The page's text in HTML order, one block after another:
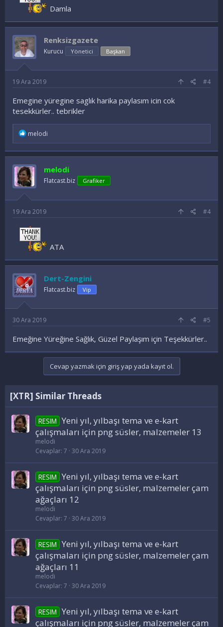
Damla
Renksizgazete
Kurucu Yönetici Başkan
19 Ara 2019 #4
Emegine yüregine saglık harika paylasım icin cok
tesekkürler.. tebrikler
İ
d
e
e
r
:
melodi
melodi
Flatcast.biz Grafiker
19 Ara 2019 #4
ATA
Dert-Zengini
Flatcast.biz Vip
30 Ara 2019 #5
Emeğine Yüreğine Sağlık, Güzel Paylaşım için Teşekkürler..
Cevap yazmak için giriş yap yada kayıt ol.
[XTR] Similar Threads
RESIM Yeni yıl, yılbaşı tema ve e-kart
çalışmaları için png süsler, malzemeler 13
melodi
Cevaplar 7 30 Ara 2019
RESIM Yeni yıl, yılbaşı tema ve e-kart
çalışmaları için png süsler, malzemeler çam
ağaçları 12
melodi
Cevaplar 7 30 Ara 2019
RESIM Yeni yıl, yılbaşı tema ve e-kart
çalışmaları için png süsler, malzemeler çam
ağaçları 11
melodi
Cevaplar 7 30 Ara 2019
RESIM Yeni yıl, yılbaşı tema ve e-kart
çalışmaları için png süsler, malzemeler çam